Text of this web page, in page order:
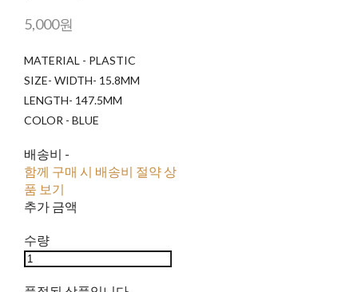
5,000원
MATERIAL - PLASTIC
SIZE- WIDTH- 15.8MM
LENGTH- 147.5MM
COLOR - BLUE
배송비 -
함께 구매 시 배송비 절약 상
품 보기
추가 금액
수량